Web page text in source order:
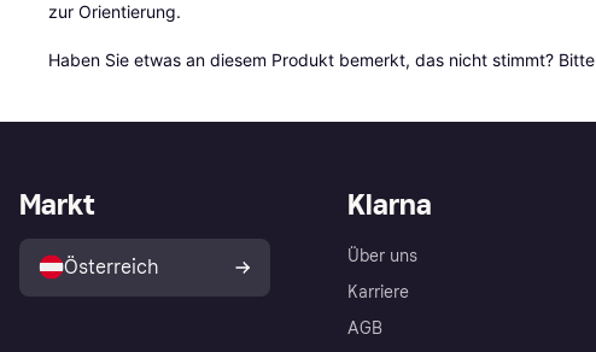
zur Orientierung.
Haben Sie etwas an diesem Produkt bemerkt, das nicht stimmt? Bitte
Klarna
Über uns
Karriere
AGB
Markt
Österreich